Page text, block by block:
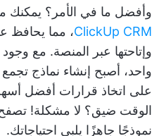
وأفضل ما في الأمر؟
ClickUp CRM، مما يحافظ
وإتاحتها عبر المنصة. مع
واحد، أصبح إنشاء نماذج
على اتخاذ قرارات أفضل
الوقت ضيق؟ لا مشكلة! تصفح
نموذجًا جاهزًا يلبي احتياجاتك.